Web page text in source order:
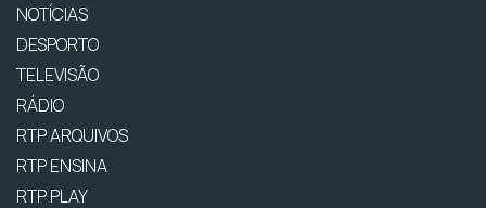
NOTÍCIAS
DESPORTO
TELEVISÃO
RÁDIO
RTP ARQUIVOS
RTP ENSINA
RTP PLAY